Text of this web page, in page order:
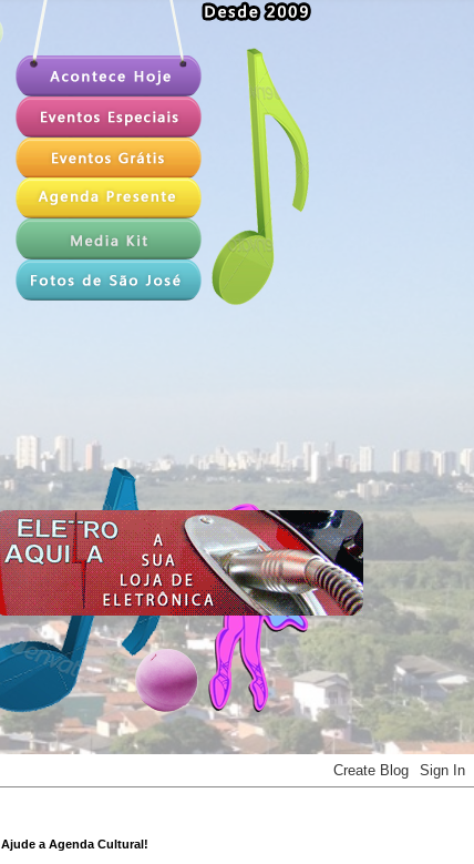
Ajude a Agenda Cultural!